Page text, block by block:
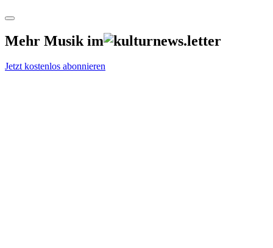
Mehr Musik im
Jetzt kostenlos abonnieren